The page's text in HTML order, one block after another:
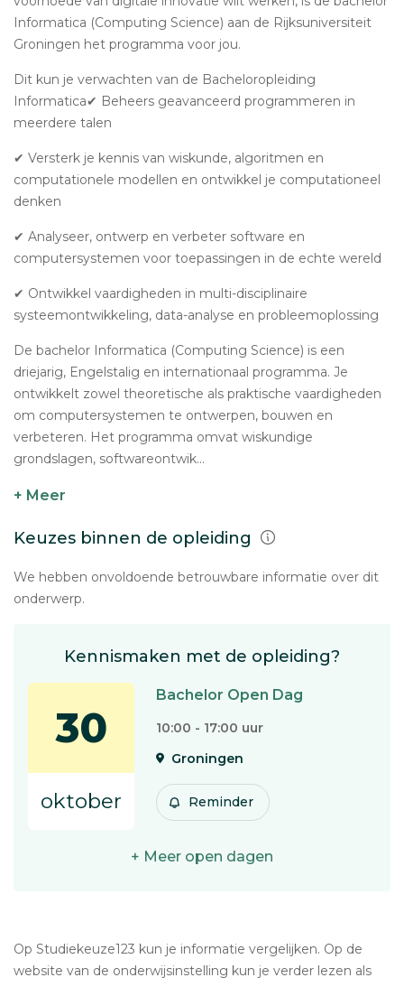
Informatica (Computing Science) aan de Rijksuniversiteit
Groningen het programma voor jou.
Dit kun je verwachten van de Bacheloropleiding
Informatica✔ Beheers geavanceerd programmeren in
meerdere talen
✔ Versterk je kennis van wiskunde, algoritmen en
computationele modellen en ontwikkel je computationeel
denken
✔ Analyseer, ontwerp en verbeter software en
computersystemen voor toepassingen in de echte wereld
✔ Ontwikkel vaardigheden in multi-disciplinaire
systeemontwikkeling, data-analyse en probleemoplossing
De bachelor Informatica (Computing Science) is een
driejarig, Engelstalig en internationaal programma. Je
ontwikkelt zowel theoretische als praktische vaardigheden
om computersystemen te ontwerpen, bouwen en
verbeteren. Het programma omvat wiskundige
grondslagen, softwareontwik...
+ Meer
Keuzes binnen de opleiding
We hebben onvoldoende betrouwbare informatie over dit
onderwerp.
Kennismaken met de opleiding?
30
oktober
Bachelor Open Dag
10:00 - 17:00 uur
Groningen
Reminder
+ Meer open dagen
Op Studiekeuze123 kun je informatie vergelijken. Op de
website van de onderwijsinstelling kun je verder lezen als